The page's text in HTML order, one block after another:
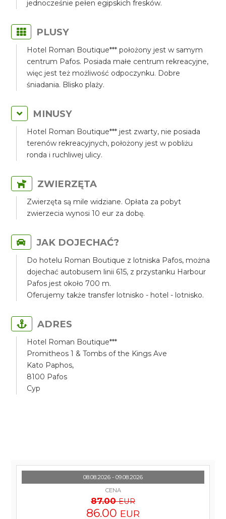
jednocześnie pełen egipskich fresków.
PLUSY
Hotel Roman Boutique*** położony jest w samym
centrum Pafos. Posiada małe centrum rekreacyjne,
więc jest też możliwość odpoczynku. Dobre
śniadania. Blisko plaży.
MINUSY
Hotel Roman Boutique*** jest zwarty, nie posiada
terenów rekreacyjnych, położony jest w pobliżu
ronda i ruchliwej ulicy.
ZWIERZĘTA
Zwierzęta są mile widziane. Opłata za pobyt
zwierzecia wynosi 10 eur za dobę.
JAK DOJECHAĆ?
Do hotelu Roman Boutique z lotniska Pafos, można
dojechać autobusem linii 615, z przystanku Harbour
Pafos jest około 700 m.
Oferujemy także transfer lotnisko - hotel - lotnisko.
ADRES
Hotel Roman Boutique***
Promitheos 1 & Tombs of the Kings Ave
Kato Paphos,
8100 Pafos
Cyp
08.08.2026 - 09.08.2026
CENA
87.00 EUR
86.00 EUR